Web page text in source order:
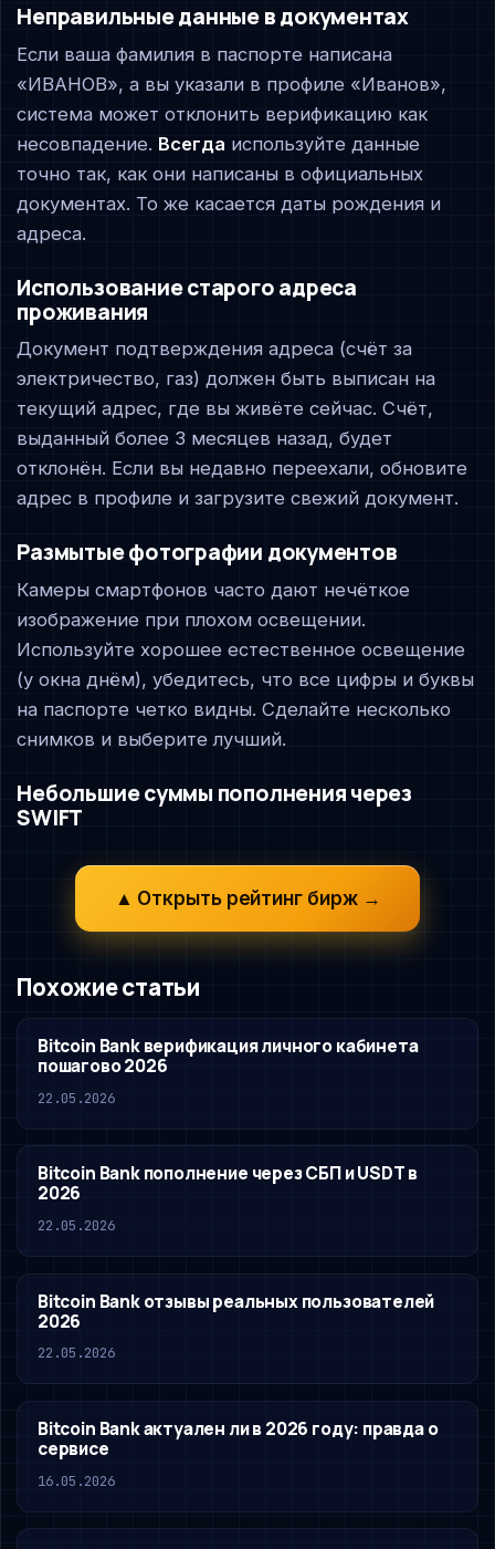
Неправильные данные в документах
Если ваша фамилия в паспорте написана
«ИВАНОВ», а вы указали в профиле «Иванов»,
система может отклонить верификацию как
несовпадение. Всегда используйте данные
точно так, как они написаны в официальных
документах. То же касается даты рождения и
адреса.
Использование старого адреса
проживания
Документ подтверждения адреса (счёт за
электричество, газ) должен быть выписан на
текущий адрес, где вы живёте сейчас. Счёт,
выданный более 3 месяцев назад, будет
отклонён. Если вы недавно переехали, обновите
адрес в профиле и загрузите свежий документ.
Размытые фотографии документов
Камеры смартфонов часто дают нечёткое
изображение при плохом освещении.
Используйте хорошее естественное освещение
(у окна днём), убедитесь, что все цифры и буквы
на паспорте четко видны. Сделайте несколько
снимков и выберите лучший.
Небольшие суммы пополнения через
SWIFT
▲ Открыть рейтинг бирж →
Похожие статьи
Bitcoin Bank верификация личного кабинета
пошагово 2026
22.05.2026
Bitcoin Bank пополнение через СБП и USDT в
2026
22.05.2026
Bitcoin Bank отзывы реальных пользователей
2026
22.05.2026
Bitcoin Bank актуален ли в 2026 году: правда о
сервисе
16.05.2026